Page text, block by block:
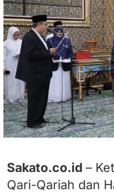
m
b
a
r
,
F
a
d
l
y
A
a
n
Sakato.co.id –
Qari-Qariah dan